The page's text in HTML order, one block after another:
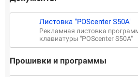
Листовка "POScenter S50A"
Рекламная листовка
клавиатуры "POScenter S50A"
Прошивки и программы